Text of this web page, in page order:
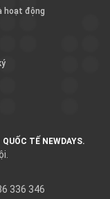
hoạt động
TẾ NEWDAYS.
336 346